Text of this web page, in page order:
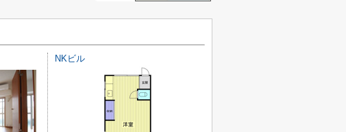
NKビル